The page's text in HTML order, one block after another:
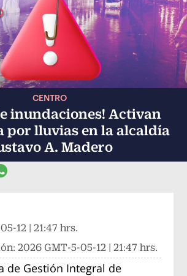
CENTRO
inundaciones! Activan
por lluvias en la alcaldía
A. Madero
actual mediante Email
artículo actual mediante Facebook
el artículo actual mediante Twitter
el artículo actual mediante
12 | 21:47 hrs.
2026 GMT-5-05-12 | 21:47 hrs.
de Gestión Integral de